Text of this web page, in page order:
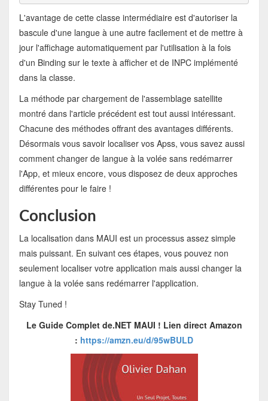
L'avantage de cette classe intermédiaire est d'autoriser la
bascule d'une langue à une autre facilement et de mettre à
jour l'affichage automatiquement par l'utilisation à la fois
d'un Binding sur le texte à afficher et de INPC implémenté
dans la classe.
La méthode par chargement de l'assemblage satellite
montré dans l'article précédent est tout aussi intéressant.
Chacune des méthodes offrant des avantages différents.
Désormais vous savoir localiser vos Apss, vous savez aussi
comment changer de langue à la volée sans redémarrer
l'App, et mieux encore, vous disposez de deux approches
différentes pour le faire !
Conclusion
La localisation dans MAUI est un processus assez simple
mais puissant. En suivant ces étapes, vous pouvez non
seulement localiser votre application mais aussi changer la
langue à la volée sans redémarrer l'application.
Stay Tuned !
Le Guide Complet de.NET MAUI ! Lien direct Amazon
: https://amzn.eu/d/95wBULD